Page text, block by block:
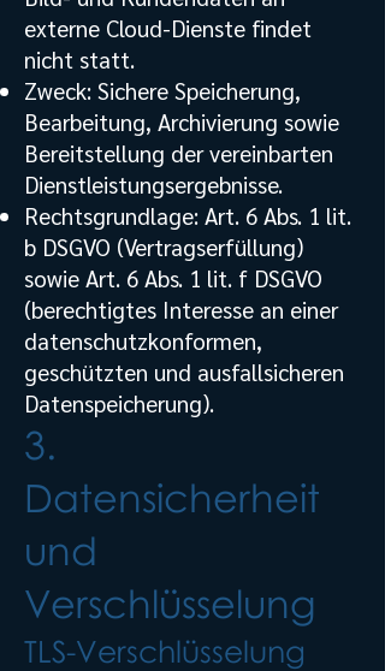
externe Cloud-Dienste findet
nicht statt.
Zweck: Sichere Speicherung,
Bearbeitung, Archivierung sowie
Bereitstellung der vereinbarten
Dienstleistungsergebnisse.
Rechtsgrundlage: Art. 6 Abs. 1 lit.
b DSGVO (Vertragserfüllung)
sowie Art. 6 Abs. 1 lit. f DSGVO
(berechtigtes Interesse an einer
datenschutzkonformen,
geschützten und ausfallsicheren
Datenspeicherung).
3.
Datensicherheit
und
Verschlüsselung
TLS-Verschlüsselung